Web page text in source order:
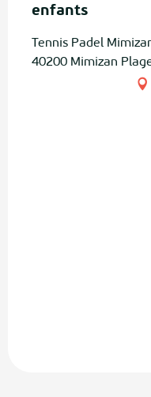
enfants
Tennis Padel
40200 Mimizan